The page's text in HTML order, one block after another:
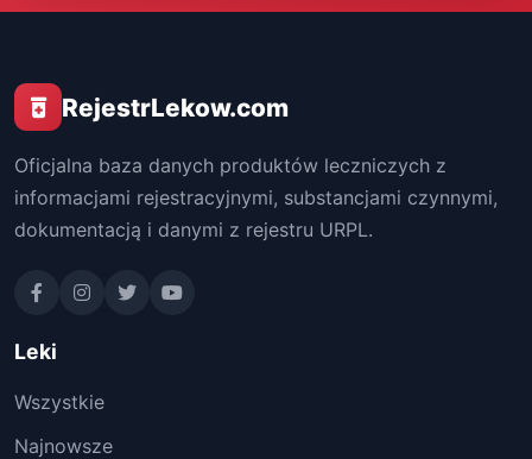
RejestrLekow.com
Oficjalna baza danych produktów leczniczych z
informacjami rejestracyjnymi, substancjami czynnymi,
dokumentacją i danymi z rejestru URPL.
Leki
Wszystkie
Najnowsze